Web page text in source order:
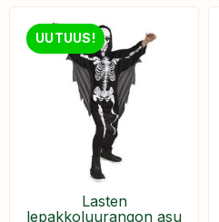
UUTUUS!
Lasten
lepakkoluurangon asu